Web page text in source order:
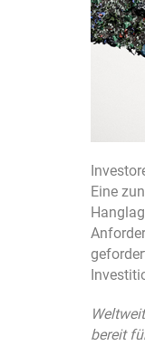
Eine
bereit